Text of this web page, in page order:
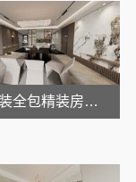
百色家装全包精装房改造尚材居